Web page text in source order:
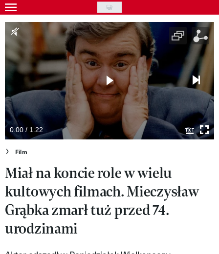
Skip
to
main
content
Gwiazdy
Ludzie
Moda
Uroda
Styl życia
Kultura
Wideo
Nasze akcje
VIVA!ART
VIVA!MODA
VIVA!LIFESTYLE
VIVA!MAN
0:00 / 1:22
Film
Miał na koncie role w wielu
kultowych filmach. Mieczysław
Grąbka zmarł tuż przed 74.
urodzinami